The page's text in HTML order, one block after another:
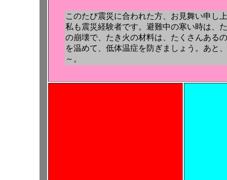
このたび震災に合われた方、お見舞い申し
私も震災経験者です。避難中の寒い時は、
の崩壊で、たき火の材料は、たくさんある
を温めて、低体温症を防ぎましょう。あと
～。